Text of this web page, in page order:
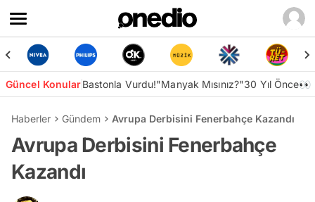
Güncel KonularBastonla Vurdu!"Manyak Mısınız?"30 Yıl Önce👀
Haberler Gündem Avrupa Derbisini Fenerbahçe Kazandı
Avrupa Derbisini Fenerbahçe
Kazandı